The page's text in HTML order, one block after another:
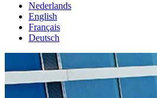
Nederlands
English
Français
Deutsch